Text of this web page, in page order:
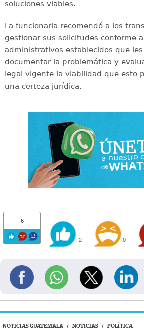
soluciones viables.
La funcionaria recomendó a los
gestionar sus solicitudes conforme
administrativos establecidos que
documentar la problemática y
legal vigente la viabilidad que esto
una certeza jurídica.
6
2 0
NOTICIAS GUATEMALA / NOTICIAS / POLÍTICA